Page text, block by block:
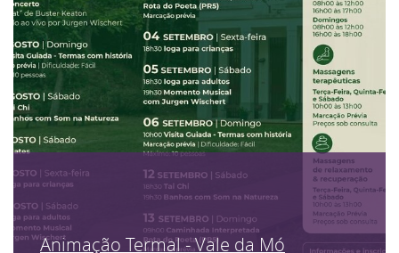
Animação Termal - Vale da Mó